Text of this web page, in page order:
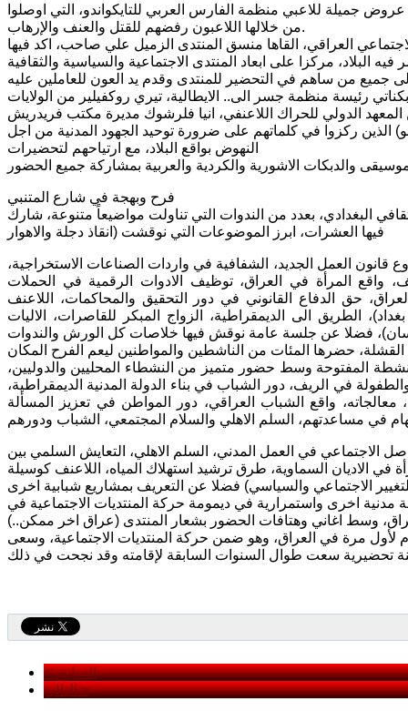
جميلة للاعبي منظمة الفارس العربي للتايكواندو، التي اوصلوا
من خلالها اللاعبون رفضهم للقتل والعنف والإرهاب.
العراقي، القاها منسق المنتدى الزميل علي صاحب، اكد فيها
رئيسة منظمة جسر الى.. الايطالية، تيري روكفيلير من الولايات
يدازا من اسبانيا من المعهد الدولي للحراك اللاعنفي، انيا فلرشوك مديرة مكتب فريدريش
الذين ركزوا في كلماتهم على ضرورة توحيد الجهود المدنية من اجل
النهوض بواقع البلاد، مع ارتياحهم لتحضيرات
فرح وبهجة في شارع المتنبي
البغدادي، بعدد من الندوات التي تناولت مواضيعاً متنوعة، شارك
فيها العشرات، ابرز الموضوعات التي نوقشت (انقاذ دجلة والاهوار
قانون العمل الجديد، الشفافية في واردات الصناعات الاستخراجية،
واقع المرأة في العراق، توظيف الادوات الرقمية في الحملات
حق الدفاع القانوني في دور التحقيق والمحاكمات، اللاعنف
الطريق الى الديمقراطية، الزواج المبكر للقاصرات، الاليات
المفتوحة وسط حضور متميز من النشطاء المحليين والدوليين،
في الريف، دور الشباب في بناء الدولة المدنية الديمقراطية،
بعد 2003، العنف المدرسي: اسبابه، معالجاته، واقع الشباب العراقي، دور المواطن في تعزيز المسألة
في مساعدتهم، السلم الاهلي والسلام المجتمعي، الشباب ودورهم
الاجتماعي في العمل المدني، السلم الاهلي، التعايش السلمي بين
في الاديان السماوية، طرق ترشيد استهلاك المياه، اللاعنف كوسيلة
مدنية اخرى واستمرارية في ديمومة حركة المنتديات الاجتماعية في
لأول مرة في العراق، وهو ضمن حركة المنتديات الاجتماعية، وسعى
< السابق
التالي >